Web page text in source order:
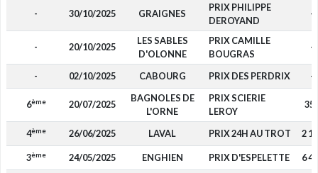
- 30/10/2025 GRAIGNES
PRIX PHILIPPE
DEROYAND
-
- 20/10/2025
LES SABLES
D'OLONNE
PRIX CAMILLE
BOUGRAS
-
- 02/10/2025 CABOURG PRIX DES PERDRIX -
6ème 20/07/2025
BAGNOLES DE
L'ORNE
PRIX SCIERIE
LEROY
4ème 26/06/2025 LAVAL PRIX 24H AU TROT 2
3ème 24/05/2025 ENGHIEN PRIX D'ESPELETTE 6